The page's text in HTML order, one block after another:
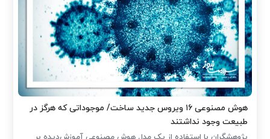
هوش مصنوعی ۱۶ ویروس جدید ساخت/ موجوداتی که هرگز در
طبیعت وجود نداشتند